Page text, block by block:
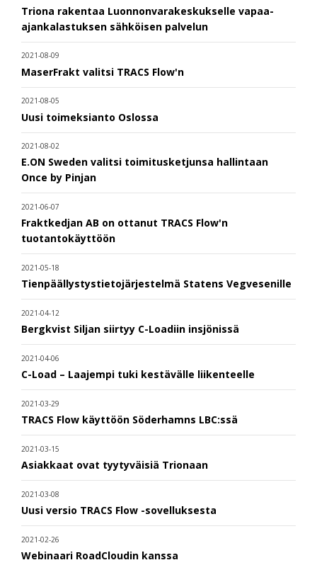
Triona rakentaa Luonnonvarakeskukselle vapaa-
ajankalastuksen sähköisen palvelun
2021-08-09
MaserFrakt valitsi TRACS Flow'n
2021-08-05
Uusi toimeksianto Oslossa
2021-08-02
E.ON Sweden valitsi toimitusketjunsa hallintaan
Once by Pinjan
2021-06-07
Fraktkedjan AB on ottanut TRACS Flow'n
tuotantokäyttöön
2021-05-18
Tienpäällystystietojärjestelmä Statens Vegvesenille
2021-04-12
Bergkvist Siljan siirtyy C-Loadiin insjönissä
2021-04-06
C-Load – Laajempi tuki kestävälle liikenteelle
2021-03-29
TRACS Flow käyttöön Söderhamns LBC:ssä
2021-03-15
Asiakkaat ovat tyytyväisiä Trionaan
2021-03-08
Uusi versio TRACS Flow -sovelluksesta
2021-02-26
Webinaari RoadCloudin kanssa